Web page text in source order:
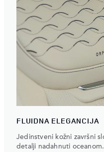
FLUIDNA ELEGANCIJA
Jedinstveni kožni završni
detalji nadahnuti oceanom.